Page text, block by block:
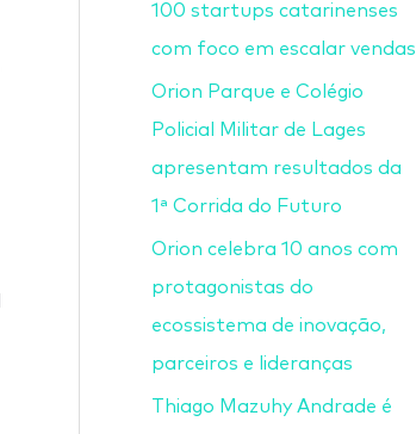
100 startups catarinenses
com foco em escalar vendas
Orion Parque e Colégio
Policial Militar de Lages
apresentam resultados da
1ª Corrida do Futuro
Orion celebra 10 anos com
protagonistas do
ecossistema de inovação,
parceiros e lideranças
Thiago Mazuhy Andrade é